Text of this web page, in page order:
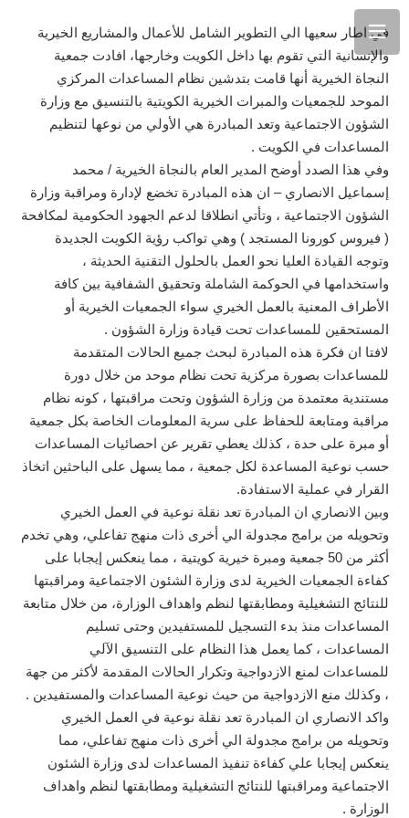
في اطار سعيها الي التطوير الشامل للأعمال والمشاريع الخيرية
والإنسانية التي تقوم بها داخل الكويت وخارجها، افادت جمعية
النجاة الخيرية أنها قامت بتدشين نظام المساعدات المركزي
الموحد للجمعيات والمبرات الخيرية الكويتية بالتنسيق مع وزارة
الشؤون الاجتماعية وتعد المبادرة هي الأولي من نوعها لتنظيم
المساعدات في الكويت .
وفي هذا الصدد أوضح المدير العام بالنجاة الخيرية / محمد
إسماعيل الانصاري – ان هذه المبادرة تخضع لإدارة ومراقبة وزارة
الشؤون الاجتماعية ، وتأتي انطلاقا لدعم الجهود الحكومية لمكافحة
( فيروس كورونا المستجد ) وهي تواكب رؤية الكويت الجديدة
وتوجه القيادة العليا نحو العمل بالحلول التقنية الحديثة ،
واستخدامها في الحوكمة الشاملة وتحقيق الشفافية بين كافة
الأطراف المعنية بالعمل الخيري سواء الجمعيات الخيرية أو
المستحقين للمساعدات تحت قيادة وزارة الشؤون .
لافتا ان فكرة هذه المبادرة لبحث جميع الحالات المتقدمة
للمساعدات بصورة مركزية تحت نظام موحد من خلال دورة
مستندية معتمدة من وزارة الشؤون وتحت مراقبتها ، كونه نظام
مراقبة ومتابعة للحفاظ على سرية المعلومات الخاصة بكل جمعية
أو مبرة على حدة ، كذلك يعطي تقرير عن احصائيات المساعدات
حسب نوعية المساعدة لكل جمعية ، مما يسهل على الباحثين اتخاذ
القرار في عملية الاستفادة.
وبين الانصاري ان المبادرة تعد نقلة نوعية في العمل الخيري
وتحويله من برامج مجدولة الي أخرى ذات منهج تفاعلي، وهي تخدم
أكثر من 50 جمعية ومبرة خيرية كويتية ، مما ينعكس إيجابا على
كفاءة الجمعيات الخيرية لدى وزارة الشئون الاجتماعية ومراقبتها
للنتائج التشغيلية ومطابقتها لنظم واهداف الوزارة، من خلال متابعة
المساعدات منذ بدء التسجيل للمستفيدين وحتى تسليم
المساعدات ، كما يعمل هذا النظام على التنسيق الآلي
للمساعدات لمنع الازدواجية وتكرار الحالات المقدمة لأكثر من جهة
، وكذلك منع الازدواجية من حيث نوعية المساعدات والمستفيدين .
واكد الانصاري ان المبادرة تعد نقلة نوعية في العمل الخيري
وتحويله من برامج مجدولة الي أخرى ذات منهج تفاعلي، مما
ينعكس إيجابا علي كفاءة تنفيذ المساعدات لدى وزارة الشئون
الاجتماعية ومراقبتها للنتائج التشغيلية ومطابقتها لنظم واهداف
الوزارة .